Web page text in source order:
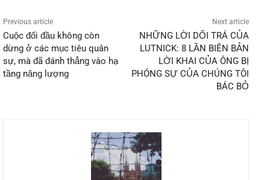
Previous article
Cuộc đối đầu không còn
dừng ở các mục tiêu quân
sự, mà đã đánh thẳng vào hạ
tầng năng lượng
Next article
NHỮNG LỜI DỐI TRÁ CỦA
LUTNICK: 8 LẦN BIÊN BẢN
LỜI KHAI CỦA ÔNG BỊ
PHÓNG SỰ CỦA CHÚNG TÔI
BÁC BỎ